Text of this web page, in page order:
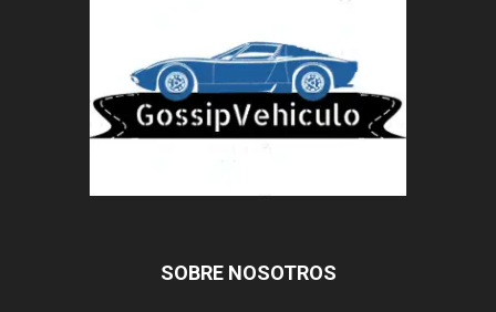
SOBRE NOSOTROS